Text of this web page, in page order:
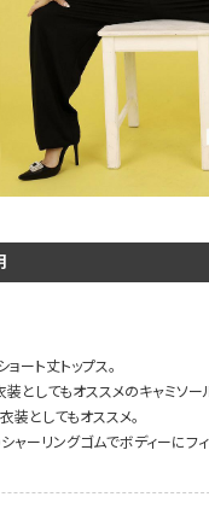
ート丈トップス。
としてもオススメのキャミソー
としてもオススメ。
ーリングゴムでボディーにフ